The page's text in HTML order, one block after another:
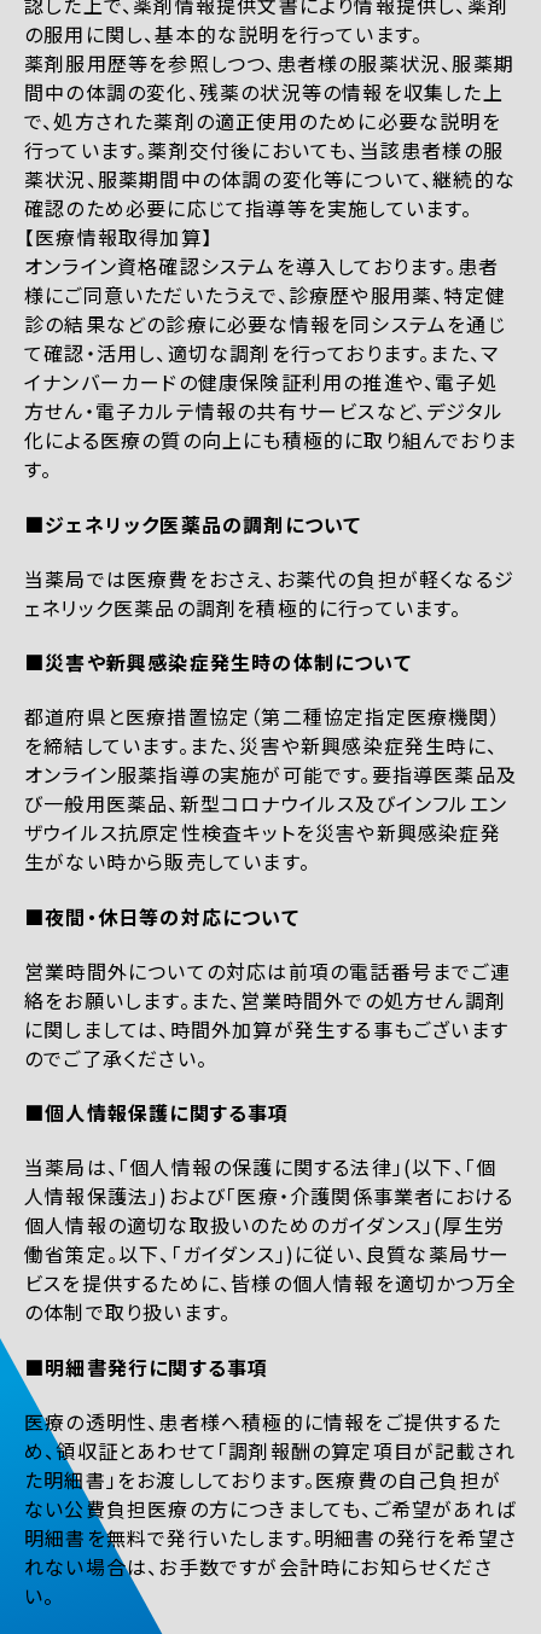
の服用に関し、基本的な説明を行っています。
薬剤服用歴等を参照しつつ、患者様の服薬状況、服薬期
間中の体調の変化、残薬の状況等の情報を収集した上
で、処方された薬剤の適正使用のために必要な説明を
行っています。薬剤交付後においても、当該患者様の服
薬状況、服薬期間中の体調の変化等について、継続的な
確認のため必要に応じて指導等を実施しています。
【医療情報取得加算】
オンライン資格確認システムを導入しております。患者
様にご同意いただいたうえで、診療歴や服用薬、特定健
診の結果などの診療に必要な情報を同システムを通じ
て確認・活用し、適切な調剤を行っております。また、マ
イナンバーカードの健康保険証利用の推進や、電子処
方せん・電子カルテ情報の共有サービスなど、デジタル
化による医療の質の向上にも積極的に取り組んでおりま
す。
■ジェネリック医薬品の調剤について
当薬局では医療費をおさえ、お薬代の負担が軽くなるジ
ェネリック医薬品の調剤を積極的に行っています。
■災害や新興感染症発生時の体制について
都道府県と医療措置協定（第二種協定指定医療機関）
を締結しています。また、災害や新興感染症発生時に、
オンライン服薬指導の実施が可能です。要指導医薬品及
び一般用医薬品、新型コロナウイルス及びインフルエン
ザウイルス抗原定性検査キットを災害や新興感染症発
生がない時から販売しています。
■夜間・休日等の対応について
営業時間外についての対応は前項の電話番号までご連
絡をお願いします。また、営業時間外での処方せん調剤
に関しましては、時間外加算が発生する事もございます
のでご了承ください。
■個人情報保護に関する事項
当薬局は、「個人情報の保護に関する法律」(以下、「個
人情報保護法」)および「医療・介護関係事業者における
個人情報の適切な取扱いのためのガイダンス」(厚生労
働省策定。以下、「ガイダンス」)に従い、良質な薬局サー
ビスを提供するために、皆様の個人情報を適切かつ万全
の体制で取り扱います。
■明細書発行に関する事項
医療の透明性、患者様へ積極的に情報をご提供するた
め、領収証とあわせて「調剤報酬の算定項目が記載され
た明細書」をお渡ししております。医療費の自己負担が
ない公費負担医療の方につきましても、ご希望があれば
明細書を無料で発行いたします。明細書の発行を希望さ
れない場合は、お手数ですが会計時にお知らせくださ
い。